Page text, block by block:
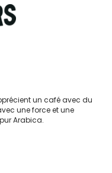
un café avec du
une force et une
Arabica.